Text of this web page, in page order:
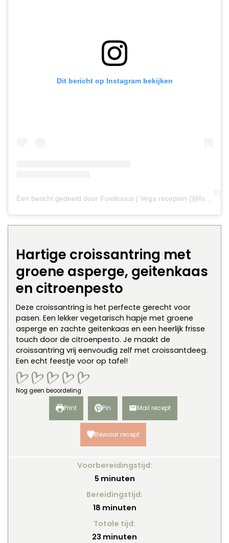
Dit bericht op Instagram bekijken
Hartige croissantring met
groene asperge, geitenkaas
en citroenpesto
Deze croissantring is het perfecte gerecht voor
pasen. Een lekker vegetarisch hapje met groene
asperge en zachte geitenkaas en een heerlijk frisse
touch door de citroenpesto. Je maakt de
croissantring vrij eenvoudig zelf met croissantdeeg.
Een echt feestje voor op tafel!
Nog geen beoordeling
Print Pin Mail recept
Bewaar recept
Voorbereidingstijd:
5minuten
minuten
Bereidingstijd:
18minuten
minuten
Totale tijd:
23 minuten
minuten